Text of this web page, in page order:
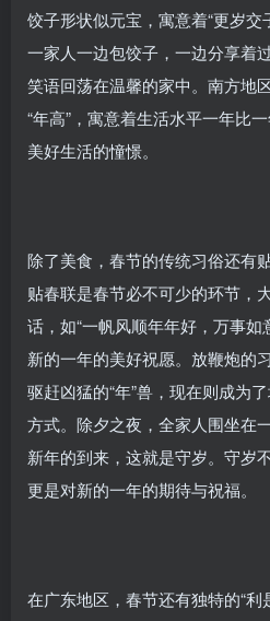
饺子形状似元宝，寓意着“更岁交
一家人一边包饺子，一边分享着
笑语回荡在温馨的家中。南方地
“年高”，寓意着生活水平一年比
美好生活的憧憬。
除了美食，春节的传统习俗还有
贴春联是春节必不可少的环节，
话，如“一帆风顺年年好，万事
新的一年的美好祝愿。放鞭炮的
驱赶凶猛的“年”兽，现在则成为
方式。除夕之夜，全家人围坐在
新年的到来，这就是守岁。守岁
更是对新的一年的期待与祝福。
在广东地区，春节还有独特的“利